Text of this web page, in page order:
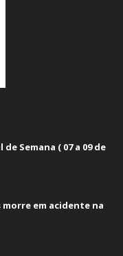
Semana ( 07 a 09 de
em acidente na